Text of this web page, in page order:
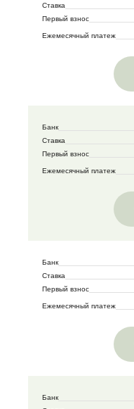
Ставка
Первый взнос
Ежемесячный платеж
Банк
Ставка
Первый взнос
Ежемесячный платеж
Банк
Ставка
Первый взнос
Ежемесячный платеж
Банк